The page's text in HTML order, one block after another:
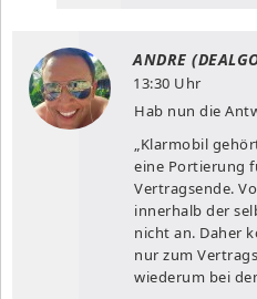
ANDRE
13:30 Uhr
Hab nun die
„Klarmobil
eine Portierung
Vertragsende.
innerhalb der
nicht an. Daher
nur zum
wiederum bei